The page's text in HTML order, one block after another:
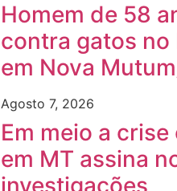
Homem de 58
contra gatos no
em Nova
Agosto 7, 2026
Em meio a crise
em MT assina
investigações